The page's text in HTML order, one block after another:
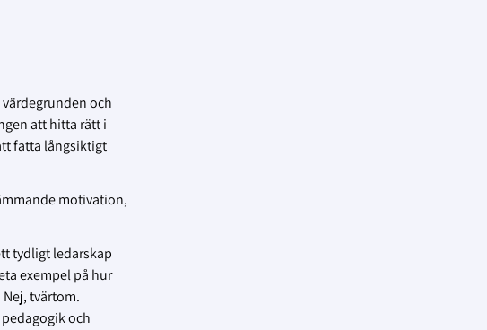
och
att hitta rätt i
fatta långsiktigt
motivation,
tydligt ledarskap
exempel på hur
tvärtom.
och